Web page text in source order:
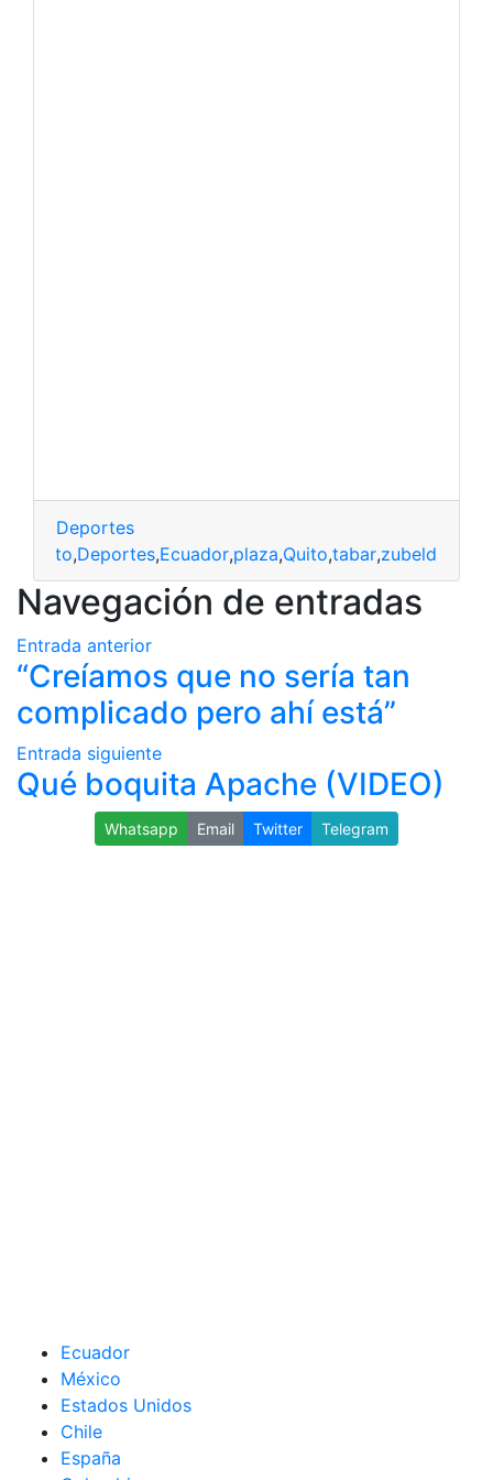
Deportes
,Deportes,Ecuador,plaza,Quito,tabar,zubeld
Navegación de entradas
Entrada anterior
“Creíamos que no sería tan
complicado pero ahí está”
Entrada siguiente
Qué boquita Apache (VIDEO)
Whatsapp Email Twitter Telegram
Ecuador
México
Estados Unidos
Chile
España